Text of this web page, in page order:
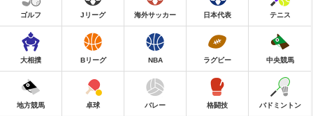
ゴルフ Jリーグ 海外サッカー 日本代表 テニス
大相撲 Bリーグ NBA ラグビー 中央競馬
地方競馬 卓球 バレー 格闘技 バドミントン